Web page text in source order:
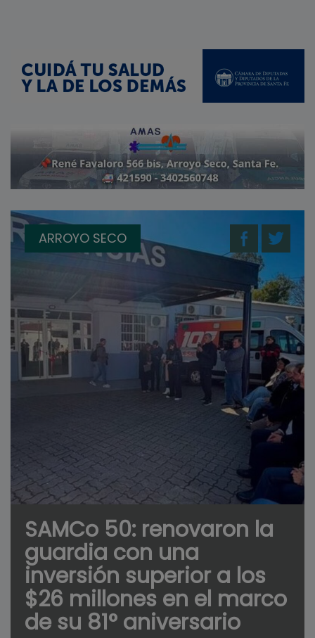
ARROYO SECO
SAMCo 50: renovaron la
guardia con una
inversión superior a los
$26 millones en el marco
de su 81° aniversario